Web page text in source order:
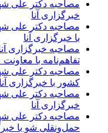
مصاحبه دکتر علی
خبرگزاری آنا
مصاحبه دکتر علی
با خبرگزاری آنا
مصاحبه خبرگزاری
تفاهم‌نامه با
مصاحبه دکتر علی
کشور با خبرگزاری آنا
مصاحبه دکتر علی
خبرگزاری آنا
مصاحبه دکتر علی
حمل‌ونقلی شو با